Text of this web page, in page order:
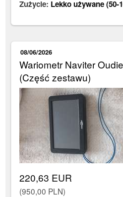
Zużycie: Lekko używane (50-
08/06/2026
Wariometr Naviter
(Część zestawu)
220,63 EUR
(950,00 PLN)